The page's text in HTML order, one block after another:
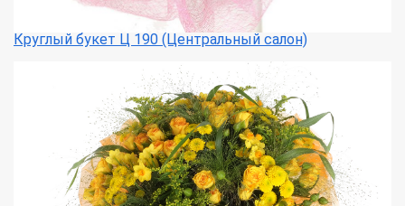
Круглый букет Ц 190 (Центральный салон)